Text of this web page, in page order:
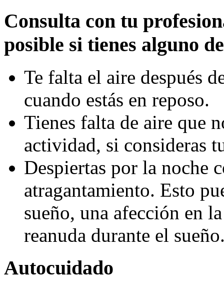
Consulta con tu
posible si tienes alguno
Te falta el aire después
cuando estás en reposo.
Tienes falta de aire que
actividad, si consideras
Despiertas por la noche
atragantamiento. Esto
sueño, una afección en
reanuda durante el
Autocuidado